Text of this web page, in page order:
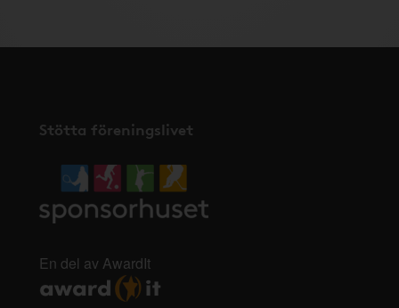
Stötta föreningslivet
En del av AwardIt